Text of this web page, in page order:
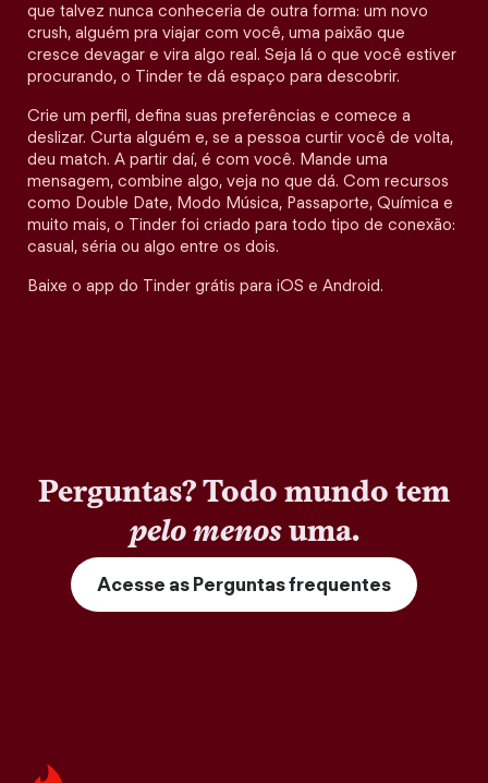
que talvez nunca conheceria de outra forma: um novo
crush, alguém pra viajar com você, uma paixão que
cresce devagar e vira algo real. Seja lá o que você estiver
procurando, o Tinder te dá espaço para descobrir.
Crie um perfil, defina suas preferências e comece a
deslizar. Curta alguém e, se a pessoa curtir você de volta,
deu match. A partir daí, é com você. Mande uma
mensagem, combine algo, veja no que dá. Com recursos
como Double Date, Modo Música, Passaporte, Química e
muito mais, o Tinder foi criado para todo tipo de conexão:
casual, séria ou algo entre os dois.
Baixe o app do Tinder grátis para iOS e Android.
Perguntas? Todo mundo tem
pelo menosuma.
Acesse as Perguntas frequentes